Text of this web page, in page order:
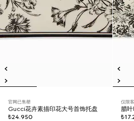
官网已售罄
Gucci花卉素描印花大号首饰托盘
₺24.950
仅限
腊